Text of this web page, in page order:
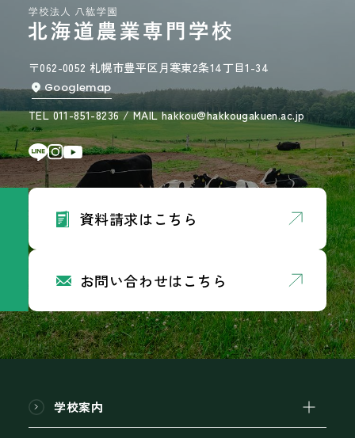
〒062-0052 札幌市豊平区月寒東2条14丁目1-34
Googlemap
TEL 011-851-8236 / MAIL hakkou@hakkougakuen.ac.jp
資料請求はこちら
お問い合わせはこちら
学校案内